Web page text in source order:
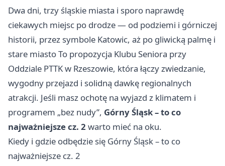
Dwa dni, trzy śląskie miasta i sporo naprawdę
ciekawych miejsc po drodze — od podziemi i górniczej
historii, przez symbole Katowic, aż po gliwicką palmę i
stare miasto To propozycja Klubu Seniora przy
Oddziale PTTK w Rzeszowie, która łączy zwiedzanie,
wygodny przejazd i solidną dawkę regionalnych
atrakcji. Jeśli masz ochotę na wyjazd z klimatem i
programem „bez nudy”, Górny Śląsk – to co
najważniejsze cz. 2 warto mieć na oku.
Kiedy i gdzie odbędzie się Górny Śląsk – to co
najważniejsze cz. 2